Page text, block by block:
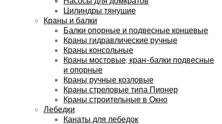
Цилиндры тянущие
Краны и балки
Балки опорные и подвесные концевые
Краны гидравлические ручные
Краны консольные
Краны мостовые, кран-балки подвесные
и опорные
Краны ручные козловые
Краны стреловые типа Пионер
Краны строительные в Окно
Лебедки
Канаты для лебедок